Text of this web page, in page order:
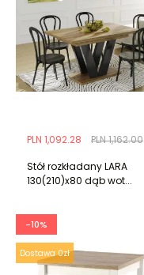
PLN 1,162.00
PLN 1,092.28
Stół rozkładany LARA
130(210)x80 dąb wot...
-10%
Dostawa 0zł